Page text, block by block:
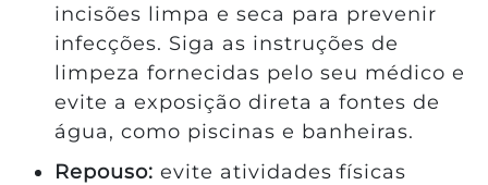
incisões limpa e seca para prevenir
infecções. Siga as instruções de
limpeza fornecidas pelo seu médico e
evite a exposição direta a fontes de
água, como piscinas e banheiras.
Repouso: evite atividades físicas